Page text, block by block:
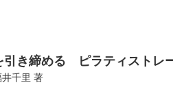
き締める ピラティストレ
井千里 著